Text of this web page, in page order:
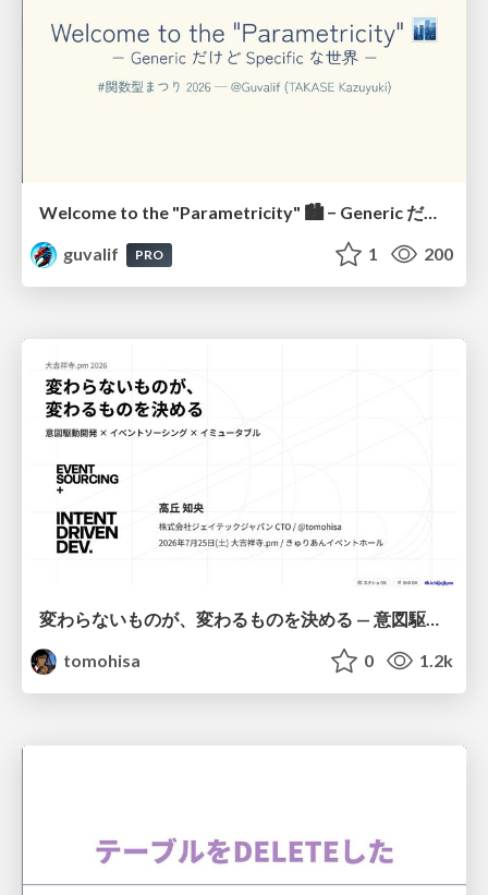
Welcome to the "Parametricity" 🏙️ − Generic だけど Specific な世界 −
guvalif
PRO 1 200
tomohisa
0 1.2k